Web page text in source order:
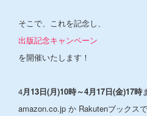
そこで、これを記念し、
出版記念キャンペーン
を開催いたします！
4月13日(月)10時～4月17日(金)17時
amazon.co.jp か Rakutenブックスで